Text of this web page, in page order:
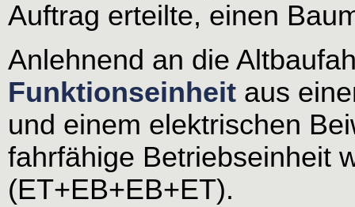
Auftrag erteilte, einen
Anlehnend an die
Funktionseinheit aus
und einem elektrischen
fahrfähige Betriebseinheit
(ET+EB+EB+ET).